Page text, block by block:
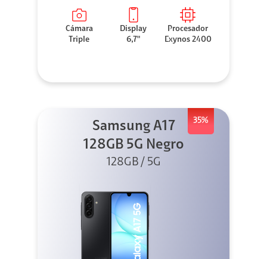
Cámara
Triple
Display
6,7"
Procesador
Exynos 2400
35%
Samsung A17
128GB 5G Negro
128GB / 5G